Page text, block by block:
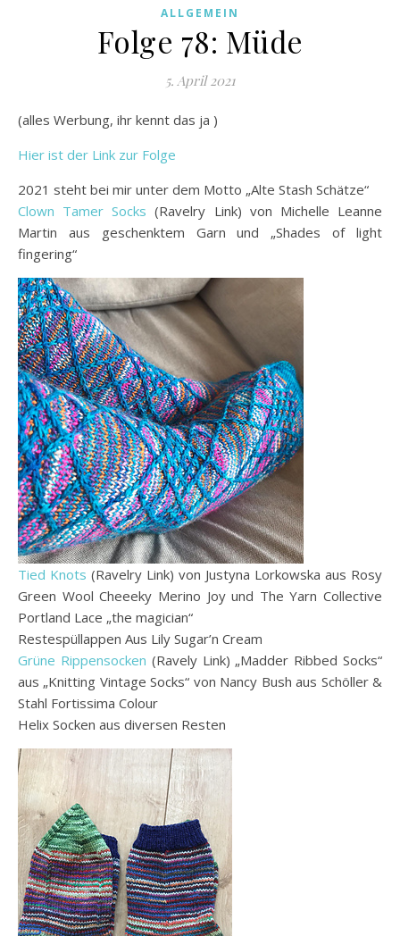
ALLGEMEIN
Folge 78: Müde
5. April 2021
(alles Werbung, ihr kennt das ja )
Hier ist der Link zur Folge
2021 steht bei mir unter dem Motto „Alte Stash Schätze“
Clown Tamer Socks (Ravelry Link) von Michelle Leanne
Martin aus geschenktem Garn und „Shades of light
fingering“
Tied Knots (Ravelry Link) von Justyna Lorkowska aus Rosy
Green Wool Cheeeky Merino Joy und The Yarn Collective
Portland Lace „the magician“
Restespüllappen Aus Lily Sugar’n Cream
Grüne Rippensocken (Ravely Link) „Madder Ribbed Socks“
aus „Knitting Vintage Socks“ von Nancy Bush aus Schöller &
Stahl Fortissima Colour
Helix Socken aus diversen Resten